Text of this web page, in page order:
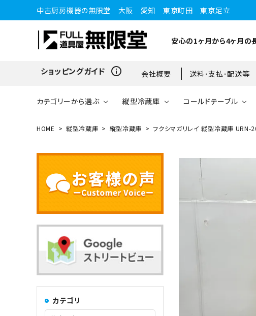
中古厨房機器の無限堂 大阪 愛知 東京町田 東京足立
安心の1ヶ月から4ヶ月の
ショッピングガイド info_outline 会社概要 送料･支払･配送等
カテゴリーから選ぶ
ショーケース 対面シ
コンロ・レンジ 業務用
コーヒーマシン関連
縦型冷蔵庫
ブラストチラー・ショックフ
リーザー
コールドテーブル
ドロワータイプ・他
65kg
100kg以上 チップ
ワインセラー・ワインクーラ
ー
ホット
HOME 縦型冷蔵庫 縦型冷蔵庫 フクシマガリレイ 縦型冷蔵庫 URN-
カテゴリ